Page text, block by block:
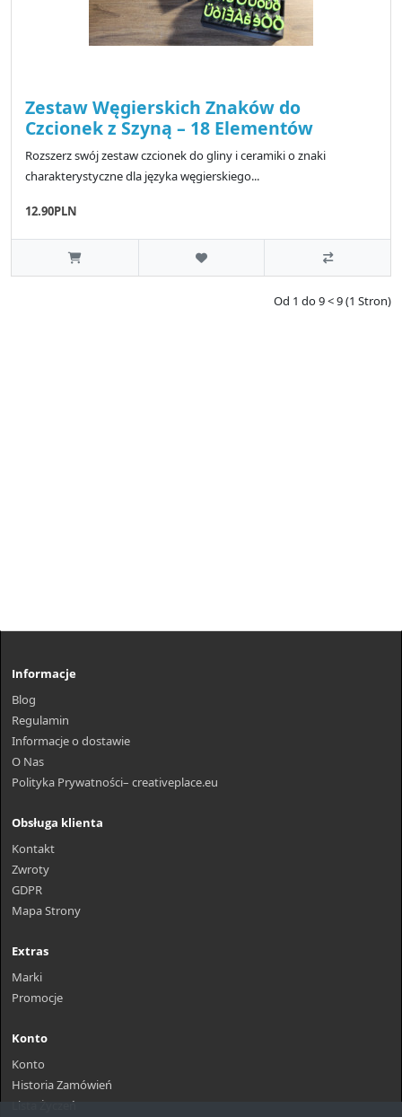
Zestaw Węgierskich Znaków do
Czcionek z Szyną – 18 Elementów
Rozszerz swój zestaw czcionek do gliny i ceramiki o znaki
charakterystyczne dla języka węgierskiego...
12.90PLN
Od 1 do 9 < 9 (1 Stron)
Informacje
Blog
Regulamin
Informacje o dostawie
O Nas
Polityka Prywatności– creativeplace.eu
Obsługa klienta
Kontakt
Zwroty
GDPR
Mapa Strony
Extras
Marki
Promocje
Konto
Konto
Historia Zamówień
Lista Życzeń